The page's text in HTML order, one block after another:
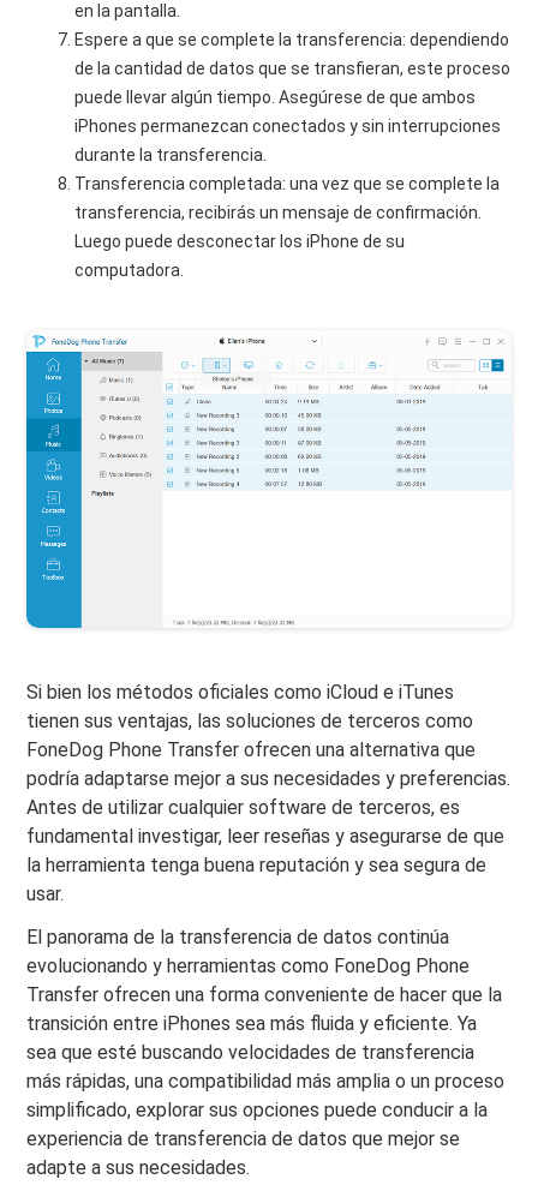
en la pantalla.
Espere a que se complete la transferencia: dependiendo
de la cantidad de datos que se transfieran, este proceso
puede llevar algún tiempo. Asegúrese de que ambos
iPhones permanezcan conectados y sin interrupciones
durante la transferencia.
Transferencia completada: una vez que se complete la
transferencia, recibirás un mensaje de confirmación.
Luego puede desconectar los iPhone de su
computadora.
Si bien los métodos oficiales como iCloud e iTunes
tienen sus ventajas, las soluciones de terceros como
FoneDog Phone Transfer ofrecen una alternativa que
podría adaptarse mejor a sus necesidades y preferencias.
Antes de utilizar cualquier software de terceros, es
fundamental investigar, leer reseñas y asegurarse de que
la herramienta tenga buena reputación y sea segura de
usar.
El panorama de la transferencia de datos continúa
evolucionando y herramientas como FoneDog Phone
Transfer ofrecen una forma conveniente de hacer que la
transición entre iPhones sea más fluida y eficiente. Ya
sea que esté buscando velocidades de transferencia
más rápidas, una compatibilidad más amplia o un proceso
simplificado, explorar sus opciones puede conducir a la
experiencia de transferencia de datos que mejor se
adapte a sus necesidades.